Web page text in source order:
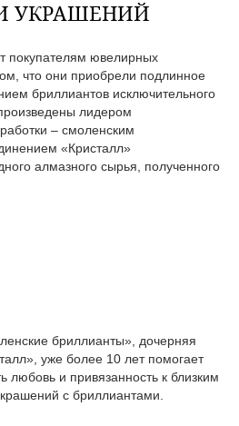
УКРАШЕНИЙ
покупателям ювелирных
что они приобрели подлинное
бриллиантов исключительного
лидером
– смоленским
«Кристалл»
алмазного сырья, полученного
бриллианты», дочерняя
уже более 10 лет помогает
любовь и привязанность к близким
с бриллиантами.